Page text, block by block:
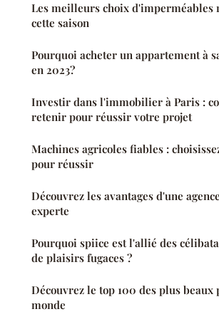
Les meilleurs choix d'imperméables
cette saison
Pourquoi acheter un appartement à
en 2023?
Investir dans l'immobilier à Paris :
retenir pour réussir votre projet
Machines agricoles fiables :
pour réussir
Découvrez les avantages d'une
experte
Pourquoi spiice est l'allié des
de plaisirs fugaces ?
Découvrez le top 100 des plus beaux
monde